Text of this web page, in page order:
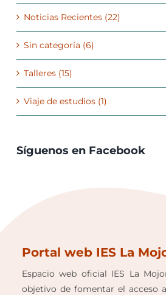
Noticias Recientes (22)
Sin categoría (6)
Talleres (15)
Viaje de estudios (1)
Síguenos en Facebook
Portal web IES La
Espacio web oficial IES La
objetivo de fomentar el acceso